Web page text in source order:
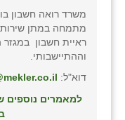
משרד רואה חשבון
מתמחה במתן שירותי
ראיית חשבון במגזר
וההתיישבותי.
דוא"ל:
למאמרים נוספים
שבי ציון
שדה ורבורג